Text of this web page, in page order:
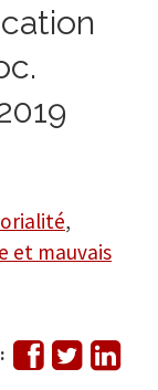
,
et mauvais
Partager
sur
Tweeter